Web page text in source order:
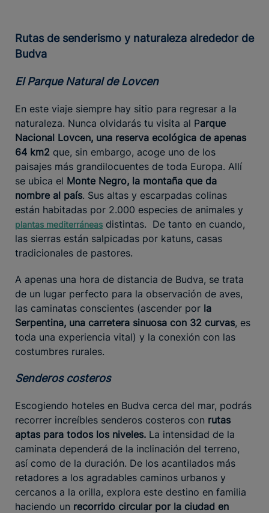
Rutas de senderismo y naturaleza alrededor de
Budva
El Parque Natural de Lovcen
En este viaje siempre hay sitio para regresar a la
naturaleza. Nunca olvidarás tu visita al Parque
Nacional Lovcen, una reserva ecológica de apenas
64 km2 que, sin embargo, acoge uno de los
paisajes más grandilocuentes de toda Europa. Allí
se ubica el Monte Negro, la montaña que da
nombre al país. Sus altas y escarpadas colinas
están habitadas por 2.000 especies de animales y
plantas mediterráneas distintas. De tanto en cuando,
las sierras están salpicadas por katuns, casas
tradicionales de pastores.
A apenas una hora de distancia de Budva, se trata
de un lugar perfecto para la observación de aves,
las caminatas conscientes (ascender por la
Serpentina, una carretera sinuosa con 32 curvas, es
toda una experiencia vital) y la conexión con las
costumbres rurales.
Senderos costeros
Escogiendo hoteles en Budva cerca del mar, podrás
recorrer increíbles senderos costeros con rutas
aptas para todos los niveles. La intensidad de la
caminata dependerá de la inclinación del terreno,
así como de la duración. De los acantilados más
retadores a los agradables caminos urbanos y
cercanos a la orilla, explora este destino en familia
haciendo un recorrido circular por la ciudad en